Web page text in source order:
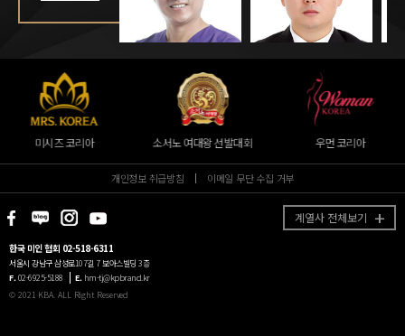
미시즈 코리아 소서노 여대왕 선발대회 우먼 코리아
개인정보 취급방침 이메일 무단 수집 거부
계열사 전체보기
한국 미인 협회 02-518-6311
서울시 강남구 삼성로107길 7 보아스빌딩 3층
F.02-6925-5188 E.hm-tj@kpbrand.kr
© 2021 KBA. ALL Right Reserved